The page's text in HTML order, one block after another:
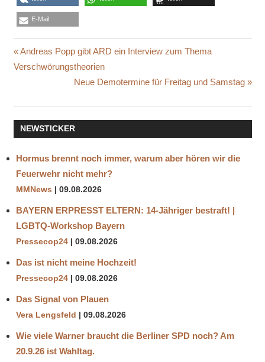
E-Mail
ATLAS
DYNAMICS
PANDEMIE
DIENSTROBOTER
DISTANCING
DROHNE
STATE POLICE
NICHTMILITÄRISCHER
ROBOTER
SPOT
Beitragsnavigation
Vorheriger
Beitrag:
Andreas Popp gibt ARD ein Interview zum Thema
Verschwörungstheorien
Nächster
Neue Demotermine für Freitag und Samstag
NEWSTICKER
Hormus brennt noch immer, warum aber hören wir die
Feuerwehr nicht mehr?
MMNews 09.08.2026
BAYERN ERPRESST ELTERN: 14-Jähriger bestraft! |
LGBTQ-Workshop Bayern
Pressecop24 09.08.2026
Das ist nicht meine Hochzeit!
Pressecop24 09.08.2026
Das Signal von Plauen
Vera Lengsfeld 09.08.2026
Wie viele Warner braucht die Berliner SPD noch? Am
20.9.26 ist Wahltag.